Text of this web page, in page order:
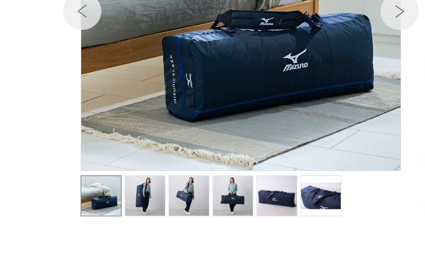
バレーボール
テニス／ソフトテニス
バドミントン
ソフトボール
ウィンタースポーツ
ワーキング
スニーカー商品をすべて見る